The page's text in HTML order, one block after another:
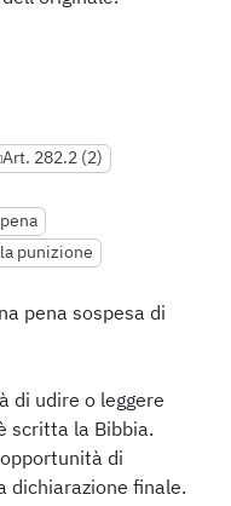
Art. 282.2 (2)
punizione
pena sospesa di
di udire o leggere
scritta la Bibbia.
di
dichiarazione finale.